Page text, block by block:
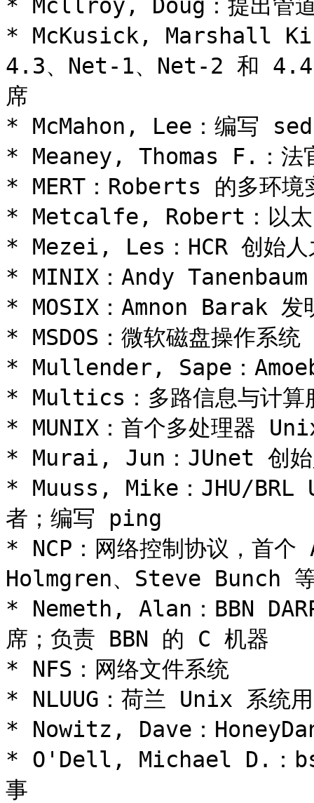
* Mcllroy, Doug：提出管
* McKusick, Marshall Kirk
4.3、Net-1、Net-2 和 4.4
席
* McMahon, Lee：编写 sed
* Meaney, Thomas F.：法
* MERT：Roberts 的多环境
* Metcalfe, Robert：以太
* Mezei, Les：HCR 创始人
* MINIX：Andy
* MOSIX：Amnon Barak 发
* MSDOS：微软磁盘操作系统
* Mullender, Sape：
* Multics：多路信息与计算
* MUNIX：首个多处理器
* Murai, Jun：JUnet 创始
* Muuss, Mike：JHU/BRL
者；编写 ping
* NCP：网络控制协议，首
Holmgren、Steve Bunch
* Nemeth, Alan：BBN
席；负责 BBN 的 C 机器
* NFS：网络文件系统
* NLUUG：荷兰 Unix 系统
* Nowitz, Dave：
* O'Dell, Michael D.：
事